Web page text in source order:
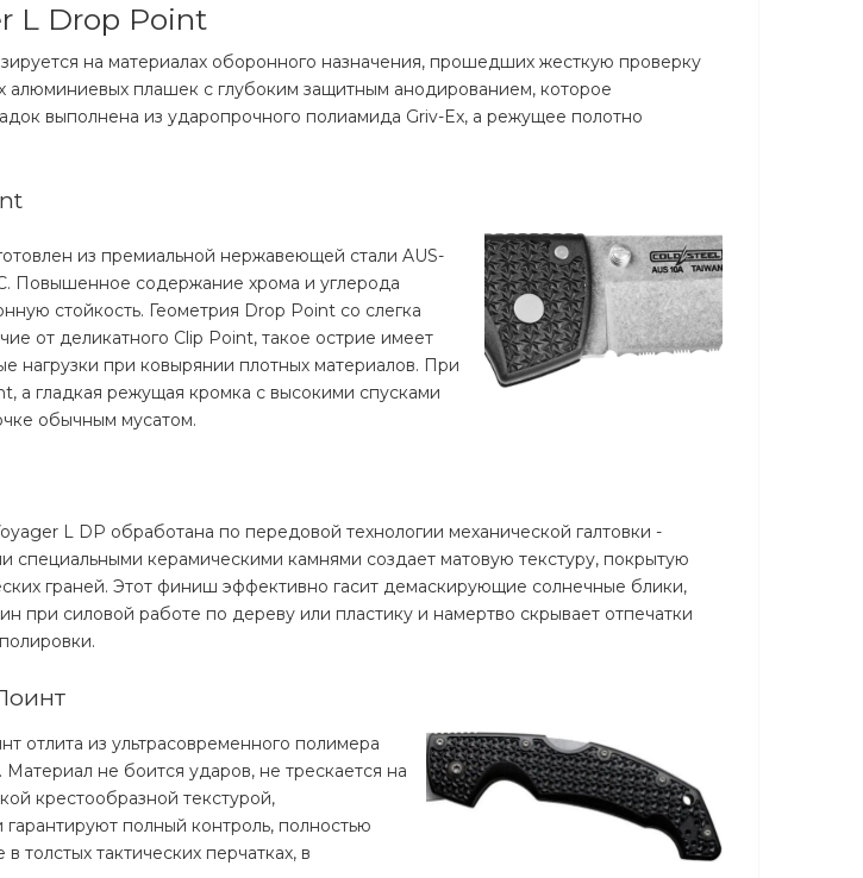
L Drop Point
на материалах оборонного назначения, прошедших жесткую проверку
алюминиевых плашек с глубоким защитным анодированием, которое
выполнена из ударопрочного полиамида Griv-Ex, а режущее полотно
из премиальной нержавеющей стали AUS-
Повышенное содержание хрома и углерода
стойкость. Геометрия Drop Point со слегка
от деликатного Clip Point, такое острие имеет
нагрузки при ковырянии плотных материалов. При
а гладкая режущая кромка с высокими спусками
обычным мусатом.
L DP обработана по передовой технологии механической галтовки -
специальными керамическими камнями создает матовую текстуру, покрытую
граней. Этот финиш эффективно гасит демаскирующие солнечные блики,
при силовой работе по дереву или пластику и намертво скрывает отпечатки
отлита из ультрасовременного полимера
не боится ударов, не трескается на
крестообразной текстурой,
полный контроль, полностью
толстых тактических перчатках, в